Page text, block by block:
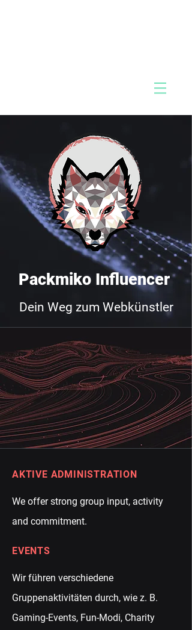
Packmiko Influencer
Dein Weg zum Webkünstler
AKTIVE ADMINISTRATION
We offer strong group input, activity
and commitment.
EVENTS
Wir führen verschiedene
Gruppenaktivitäten durch, wie z. B.
Gaming-Events, Fun-Modi, Charity